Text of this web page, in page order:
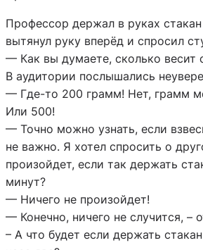
Профессор держал в руках
вытянул руку вперёд и спросил
— Как вы думаете, сколько весит
В аудитории послышались
— Где-то 200 грамм! Нет, грамм
Или 500!
— Точно можно узнать, если
не важно. Я хотел спросить о
произойдет, если так держать
минут?
— Ничего не произойдет!
— Конечно, ничего не случится, –
– А что будет если держать